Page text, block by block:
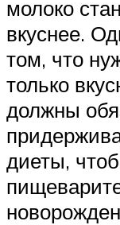
молоко
вкуснее.
том, что
только
должны
диеты,